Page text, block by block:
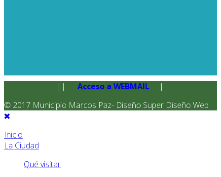
|| Acceso a WEBMAIL
||
© 2017 Municipio Marcos Paz- Diseño Super Diseño Web
Inicio
La Ciudad
Qué visitar